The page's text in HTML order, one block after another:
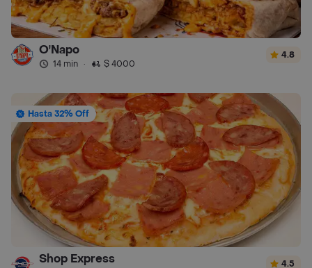
O'Napo
14 min · $ 4000
4.8
Hasta 32% Off
Shop Express 4.5